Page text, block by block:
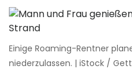
Einige Roaming-Rentner
niederzulassen. | iStock /